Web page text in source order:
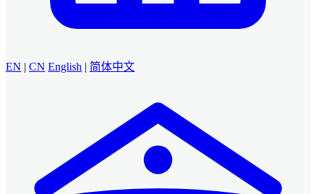
EN | CN English | 简体中文